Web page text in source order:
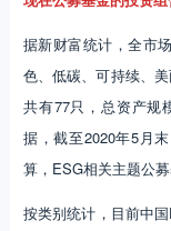
据新财富统计，全市
色、低碳、可持续、
共有77只，总资产规
据，截至2020年5月
算，ESG相关主题公
按类别统计，目前中